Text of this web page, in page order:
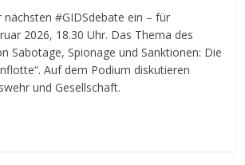
nächsten #GIDSdebate ein – für
2026, 18.30 Uhr. Das Thema des
Sabotage, Spionage und Sanktionen: Die
Auf dem Podium diskutieren
und Gesellschaft.